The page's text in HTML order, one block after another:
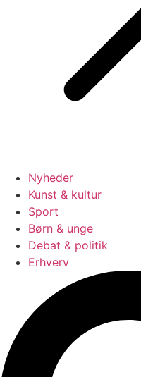
Nyheder
Kunst & kultur
Sport
Børn & unge
Debat & politik
Erhverv